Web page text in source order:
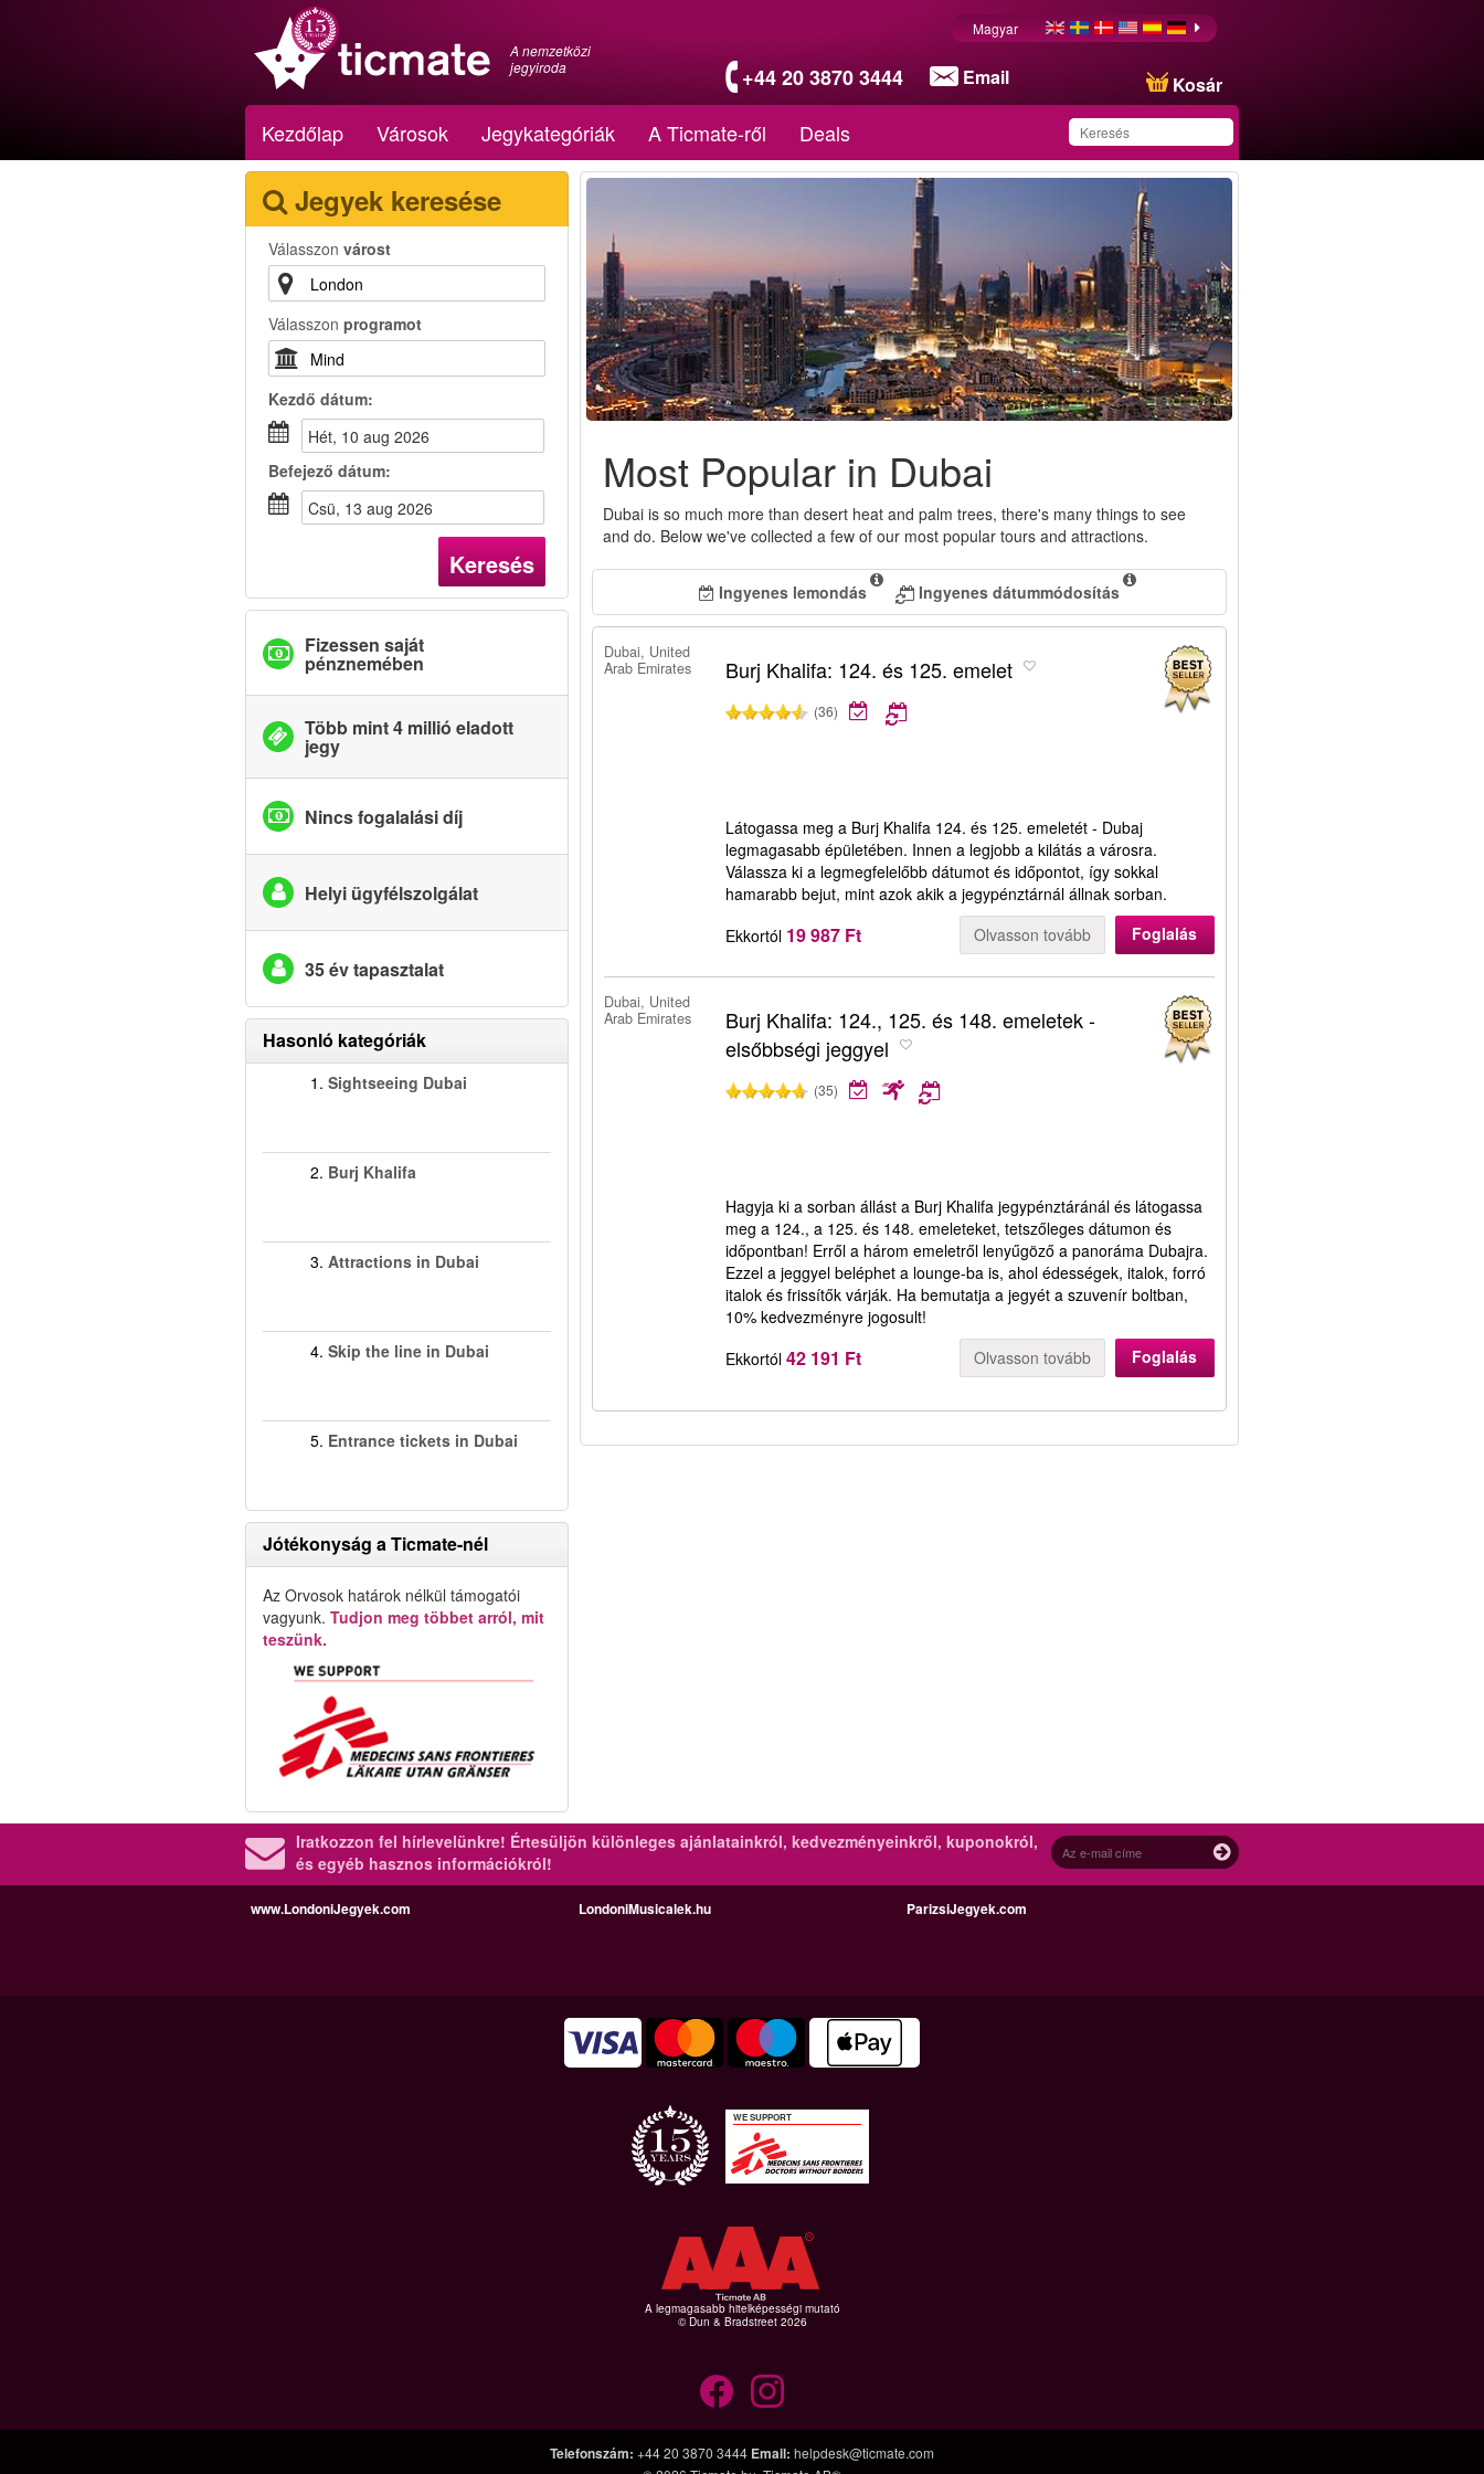
A nemzetközi
jegyiroda
+44 20 3870 3444 Email Kosár
Magyar
Kezdőlap Városok Jegykategóriák A Ticmate-ről Deals
Ezt az ajánlatot
sikeresen mentette a
kedvencei közé!
Jegyek keresése
Válasszon várost
Válasszon programot
Kezdő dátum:
hét, 10 aug 2026
Befejező dátum:
csü, 13 aug 2026
Keresés
Fizessen saját
pénznemében
Több mint 4 millió eladott
jegy
Nincs fogalalási díj
Helyi ügyfélszolgálat
35 év tapasztalat
Hasonló kategóriák
1. Sightseeing Dubai
2. Burj Khalifa
3. Attractions in Dubai
4. Skip the line in Dubai
5. Entrance tickets in Dubai
Jótékonyság a Ticmate-nél
Az Orvosok határok nélkül támogatói
vagyunk. Tudjon meg többet arról, mit
teszünk.
Most Popular in Dubai
Dubai is so much more than desert heat and palm trees, there's many things to see
and do. Below we've collected a few of our most popular tours and attractions.
Ingyenes lemondás Ingyenes dátummódosítás
Dubai, United
Arab Emirates
Burj Khalifa: 124. és 125. emelet
(36)
Látogassa meg a Burj Khalifa 124. és 125. emeletét - Dubaj
legmagasabb épületében. Innen a legjobb a kilátás a városra.
Válassza ki a legmegfelelőbb dátumot és időpontot, így sokkal
hamarabb bejut, mint azok akik a jegypénztárnál állnak sorban.
Ekkortól 19 987 Ft Olvasson tovább Foglalás
Dubai, United
Arab Emirates
Burj Khalifa: 124., 125. és 148. emeletek -
elsőbbségi jeggyel
(35)
Hagyja ki a sorban állást a Burj Khalifa jegypénztáránál és látogassa
meg a 124., a 125. és 148. emeleteket, tetszőleges dátumon és
időpontban! Erről a három emeletről lenyűgöző a panoráma Dubajra.
Ezzel a jeggyel beléphet a lounge-ba is, ahol édességek, italok, forró
italok és frissítők várják. Ha bemutatja a jegyét a szuvenír boltban,
10% kedvezményre jogosult!
Ekkortól 42 191 Ft Olvasson tovább Foglalás
Iratkozzon fel hírlevelünkre! Értesüljön különleges ajánlatainkról, kedvezményeinkről, kuponokról,
és egyéb hasznos információkról!
www.LondoniJegyek.com LondoniMusicalek.hu ParizsiJegyek.com
WE SUPPORT
A legmagasabb hitelképességi mutató
© Dun & Bradstreet 2026
Telefonszám: +44 20 3870 3444 Email: helpdesk@ticmate.com